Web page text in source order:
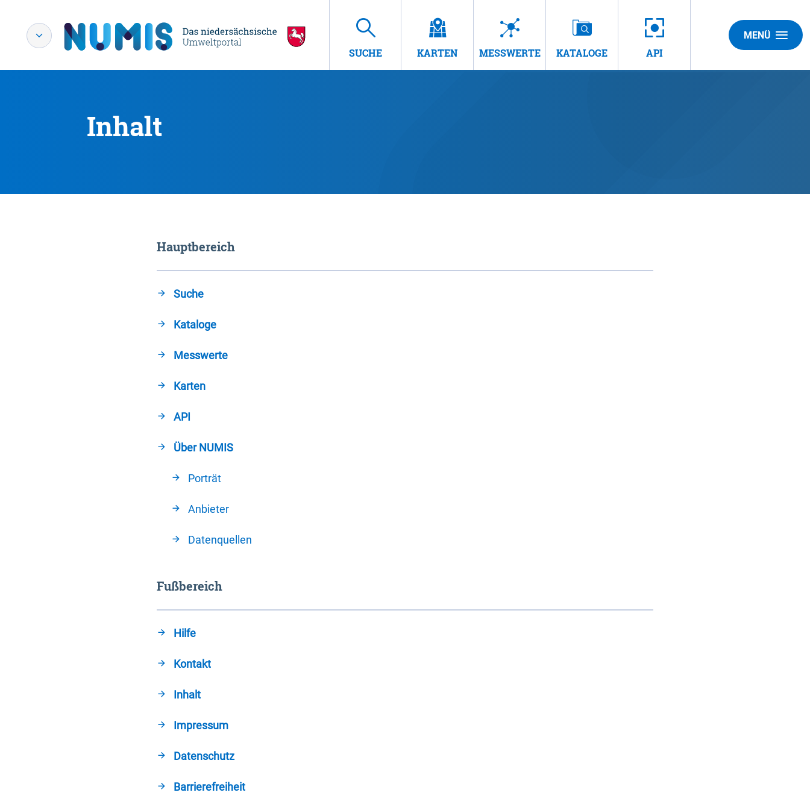
SUCHE KARTEN MESSWERTE KATALOGE API
MENÜ
Inhalt
Hauptbereich
Suche
Kataloge
Messwerte
Karten
API
Über NUMIS
Porträt
Anbieter
Datenquellen
Fußbereich
Hilfe
Kontakt
Inhalt
Impressum
Datenschutz
Barrierefreiheit